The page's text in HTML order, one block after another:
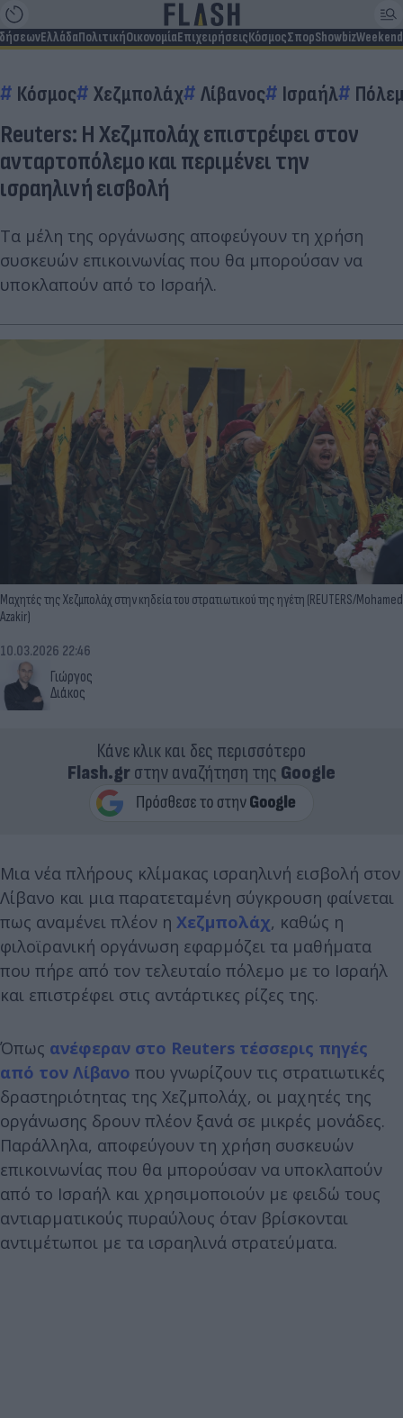
ΕλλάδαΠολιτικήΟικονομίαΕπιχειρήσειςΚόσμοςΣπορShowbizWeekend
Κόσμος Χεζμπολάχ Λίβανος Ισραήλ
Reuters: Η Χεζμπολάχ επιστρέφει στον
ανταρτοπόλεμο και περιμένει την
ισραηλινή εισβολή
Τα μέλη της οργάνωσης αποφεύγουν τη χρήση
συσκευών επικοινωνίας που θα μπορούσαν να
υποκλαπούν από το Ισραήλ.
Μαχητές της Χεζμπολάχ στην κηδεία του στρατιωτικού της ηγέτη (REUTERS/Mohamed
Azakir)
Γιώργος
Διάκος
10.03.2026 22:46
Κάνε κλικ και δες περισσότερο
Flash.grστην αναζήτηση της Google
Μια νέα πλήρους κλίμακας ισραηλινή εισβολή στον
Λίβανο και μια παρατεταμένη σύγκρουση φαίνεται
πως αναμένει πλέον η Χεζμπολάχ, καθώς η
φιλοϊρανική οργάνωση εφαρμόζει τα μαθήματα
που πήρε από τον τελευταίο πόλεμο με το Ισραήλ
και επιστρέφει στις αντάρτικες ρίζες της.
Όπως ανέφεραν στο Reuters τέσσερις πηγές
από τον Λίβανο που γνωρίζουν τις στρατιωτικές
δραστηριότητας της Χεζμπολάχ, οι μαχητές της
οργάνωσης δρουν πλέον ξανά σε μικρές μονάδες.
Παράλληλα, αποφεύγουν τη χρήση συσκευών
επικοινωνίας που θα μπορούσαν να υποκλαπούν
από το Ισραήλ και χρησιμοποιούν με φειδώ τους
αντιαρματικούς πυραύλους όταν βρίσκονται
αντιμέτωποι με τα ισραηλινά στρατεύματα.